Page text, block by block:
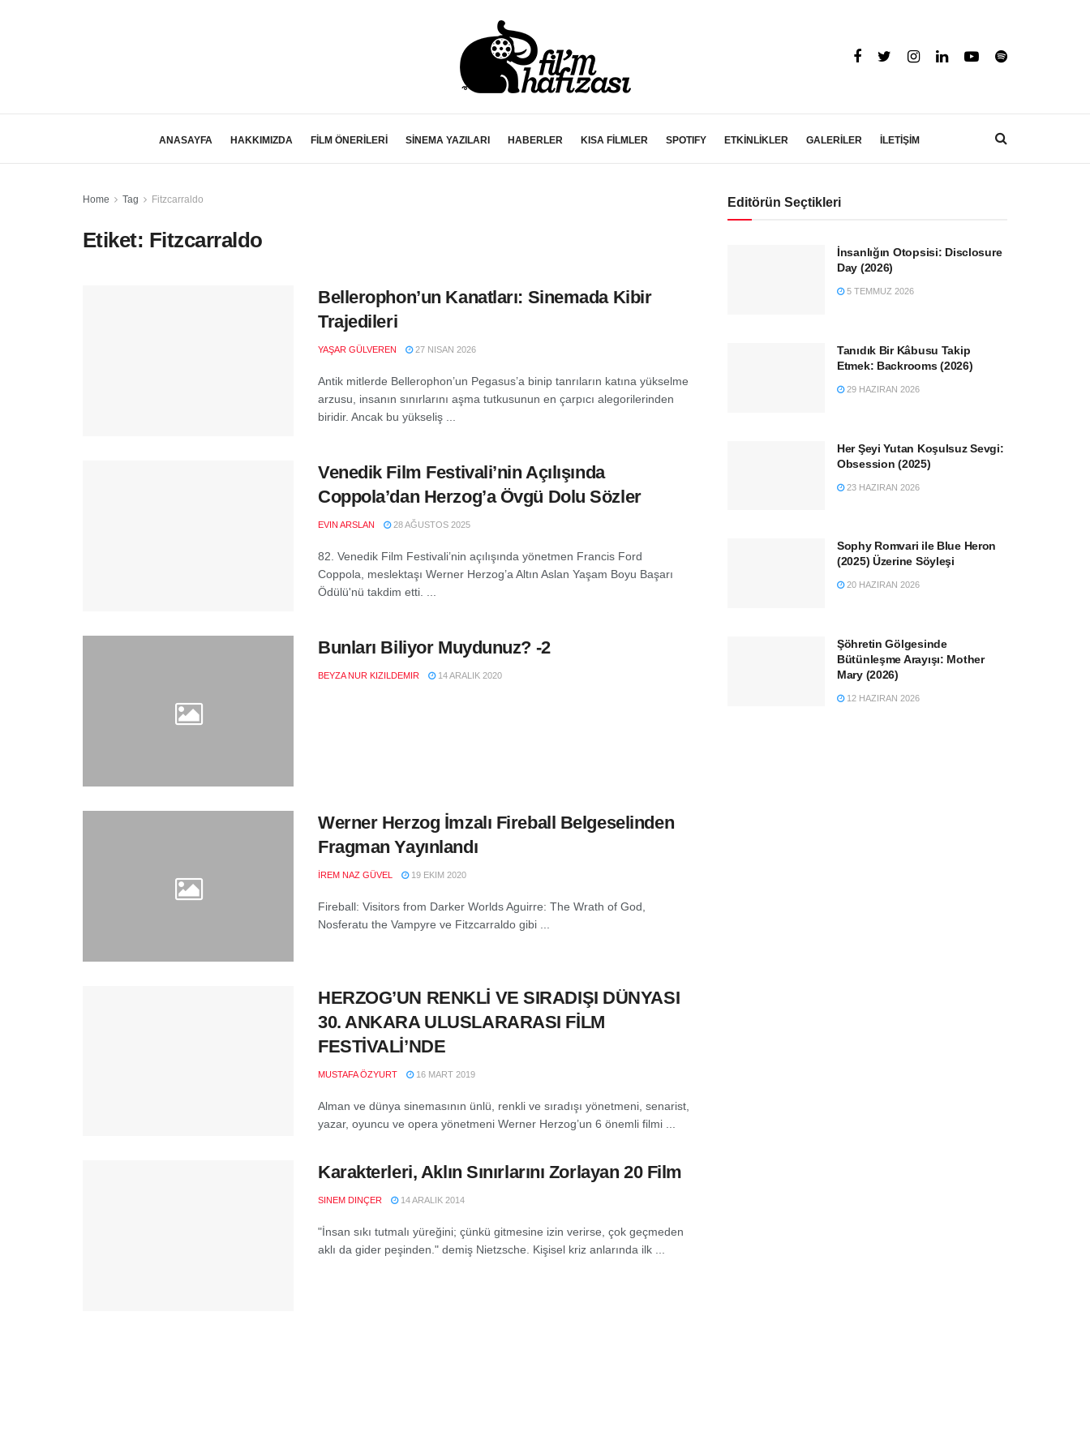
ANASAYFA HAKKIMIZDA FİLM ÖNERİLERİ SİNEMA YAZILARI HABERLER KISA FİLMLER SPOTIFY ETKİNLİKLER GALERİLER İLETİŞİM
Home Tag Fitzcarraldo
Etiket: Fitzcarraldo
Bellerophon’un Kanatları: Sinemada Kibir
Trajedileri
YAŞAR GÜLVEREN 27 NISAN 2026
Antik mitlerde Bellerophon’un Pegasus’a binip tanrıların katına yükselme
arzusu, insanın sınırlarını aşma tutkusunun en çarpıcı alegorilerinden
biridir. Ancak bu yükseliş ...
Venedik Film Festivali’nin Açılışında
Coppola’dan Herzog’a Övgü Dolu Sözler
EVIN ARSLAN 28 AĞUSTOS 2025
82. Venedik Film Festivali’nin açılışında yönetmen Francis Ford
Coppola, meslektaşı Werner Herzog’a Altın Aslan Yaşam Boyu Başarı
Ödülü'nü takdim etti. ...
Bunları Biliyor Muydunuz? -2
BEYZA NUR KIZILDEMIR 14 ARALIK 2020
Werner Herzog İmzalı Fireball Belgeselinden
Fragman Yayınlandı
İREM NAZ GÜVEL 19 EKIM 2020
Fireball: Visitors from Darker Worlds Aguirre: The Wrath of God,
Nosferatu the Vampyre ve Fitzcarraldo gibi ...
HERZOG’UN RENKLİ VE SIRADIŞI DÜNYASI
30. ANKARA ULUSLARARASI FİLM
FESTİVALİ’NDE
MUSTAFA ÖZYURT 16 MART 2019
Alman ve dünya sinemasının ünlü, renkli ve sıradışı yönetmeni, senarist,
yazar, oyuncu ve opera yönetmeni Werner Herzog’un 6 önemli filmi ...
Karakterleri, Aklın Sınırlarını Zorlayan 20 Film
SINEM DINÇER 14 ARALIK 2014
"İnsan sıkı tutmalı yüreğini; çünkü gitmesine izin verirse, çok geçmeden
aklı da gider peşinden." demiş Nietzsche. Kişisel kriz anlarında ilk ...
Editörün Seçtikleri
İnsanlığın Otopsisi: Disclosure
Day (2026)
5 TEMMUZ 2026
Tanıdık Bir Kâbusu Takip
Etmek: Backrooms (2026)
29 HAZIRAN 2026
Her Şeyi Yutan Koşulsuz Sevgi:
Obsession (2025)
23 HAZIRAN 2026
Sophy Romvari ile Blue Heron
(2025) Üzerine Söyleşi
20 HAZIRAN 2026
Şöhretin Gölgesinde
Bütünleşme Arayışı: Mother
Mary (2026)
12 HAZIRAN 2026